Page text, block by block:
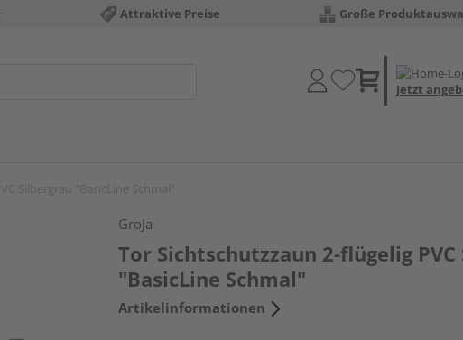
Attraktive Preise Große
Jetzt
GroJa
Tor Sichtschutzzaun 2-flügelig
"BasicLine Schmal"
Artikelinformationen